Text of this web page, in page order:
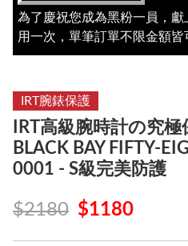
為了慶祝您成為黑粉一員，
用一次，單筆訂單不限金額皆
IRT腕錶保護
IRT高級腕時計の究
BLACK BAY FIFTY-
0001 - S級完美防護
$2180 $1180